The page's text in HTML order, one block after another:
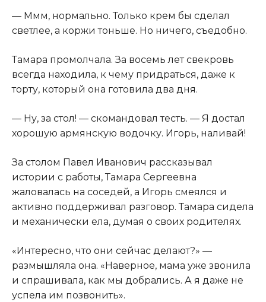
— Ммм, нормально. Только крем бы сделал
светлее, а коржи тоньше. Но ничего, съедобно.
Тамара промолчала. За восемь лет свекровь
всегда находила, к чему придраться, даже к
торту, который она готовила два дня.
— Ну, за стол! — скомандовал тесть. — Я достал
хорошую армянскую водочку. Игорь, наливай!
За столом Павел Иванович рассказывал
истории с работы, Тамара Сергеевна
жаловалась на соседей, а Игорь смеялся и
активно поддерживал разговор. Тамара сидела
и механически ела, думая о своих родителях.
«Интересно, что они сейчас делают?» —
размышляла она. «Наверное, мама уже звонила
и спрашивала, как мы добрались. А я даже не
успела им позвонить».